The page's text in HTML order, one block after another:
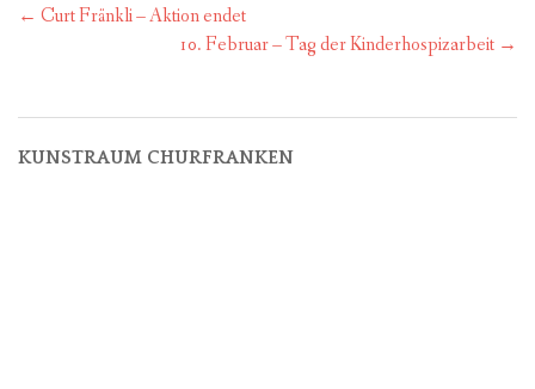
Post
← Curt Fränkli – Aktion endet
10. Februar – Tag der Kinderhospizarbeit →
KUNSTRAUM CHURFRANKEN